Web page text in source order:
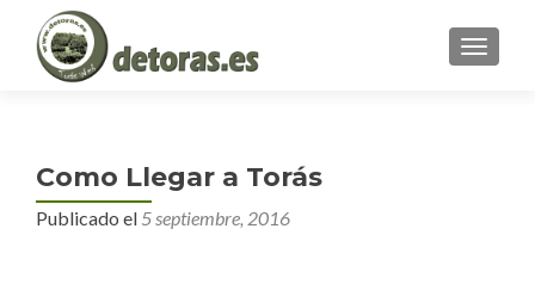
MENU
Como Llegar a Torás
Publicado el 5 septiembre, 2016